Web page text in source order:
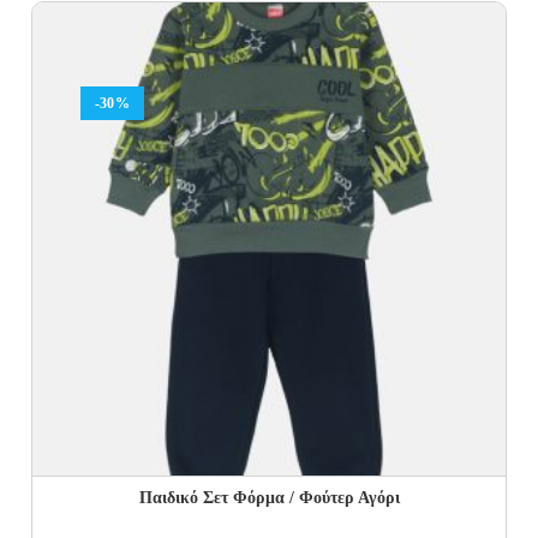
was:
34.00€.
is:
20.40€.
-30%
Παιδικό Σετ Φόρμα / Φούτερ Αγόρι